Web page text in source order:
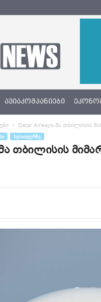
ᲐᲕᲘᲐᲙᲝᲛᲞᲐᲜᲘᲔᲑᲘ
Qatar Airways-მა თბილისის
ᲡᲚᲐᲘᲓᲔᲠᲖᲔ
მა თბილისის